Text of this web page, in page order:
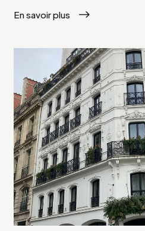
En savoir plus